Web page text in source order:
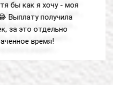
бы как я хочу - моя
Выплату получила
за это отдельно
время!